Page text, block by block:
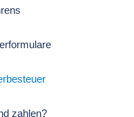
zahlen?